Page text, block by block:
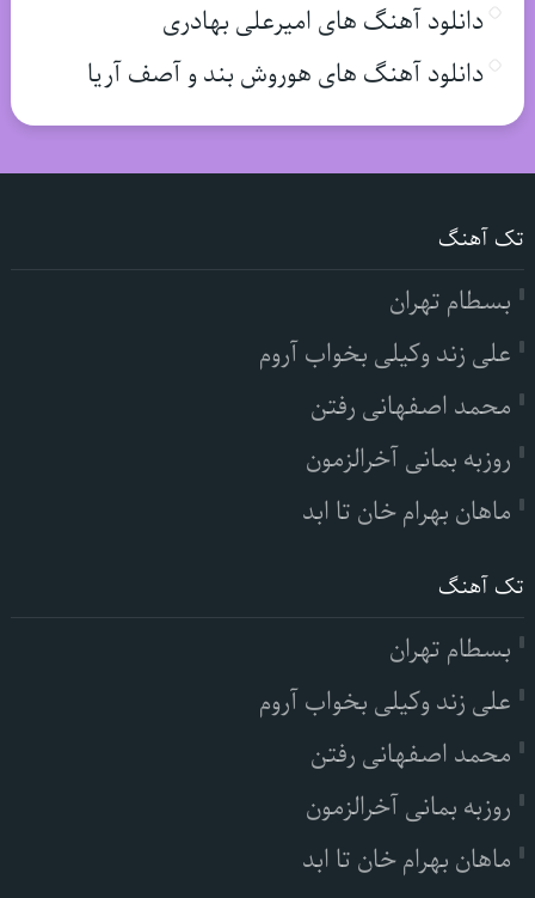
دانلود آهنگ های امیرعلی بهادری
دانلود آهنگ های هوروش بند و آصف آریا
تک آهنگ
بسطام تهران
علی زند وکیلی بخواب آروم
محمد اصفهانی رفتن
روزبه بمانی آخرالزمون
ماهان بهرام خان تا ابد
تک آهنگ
بسطام تهران
علی زند وکیلی بخواب آروم
محمد اصفهانی رفتن
روزبه بمانی آخرالزمون
ماهان بهرام خان تا ابد